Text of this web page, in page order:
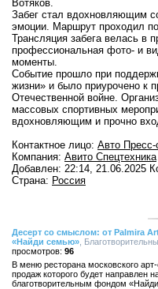
Вотяков.
Забег стал вдохновляющим
эмоции. Маршрут проходил
Трансляция забега велась в
профессиональная фото- и
моменты.
Событие прошло при
жизни» и было приурочено к
Отечественной войне.
массовых спортивных
вдохновляющим и прочно
Контактное лицо: Авто
Компания: Авито Спецтехника
Добавлен: 22:14, 21.06.2025
Страна: Россия
Десерт со смыслом: от Palmira
«Найди семью» ,
96
В меню ресторана московского
продаж которого будет направлен
благотворительным фондом